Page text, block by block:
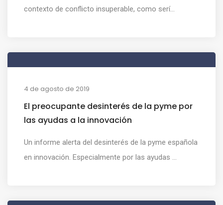
contexto de conflicto insuperable, como serí...
4 de agosto de 2019
El preocupante desinterés de la pyme por
las ayudas a la innovación
Un informe alerta del desinterés de la pyme española
en innovación. Especialmente por las ayudas ...